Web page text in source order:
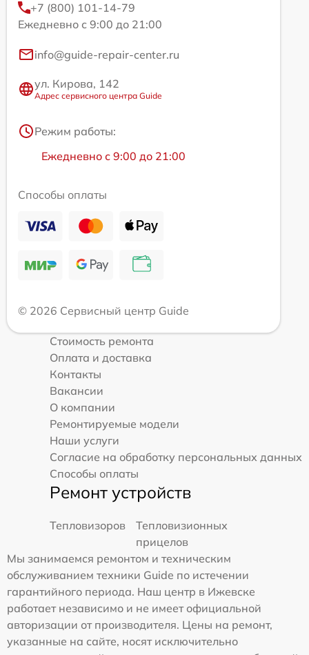
+7 (800) 101-14-79
Ежедневно с 9:00 до 21:00
info@guide-repair-center.ru
ул. Кирова, 142
Адрес сервисного центра Guide
Режим работы:
Ежедневно с 9:00 до 21:00
Способы оплаты
© 2026 Сервисный центр Guide
Стоимость ремонта
Оплата и доставка
Контакты
Вакансии
О компании
Ремонтируемые модели
Наши услуги
Согласие на обработку персональных данных
Способы оплаты
Ремонт устройств
Тепловизоров
Тепловизионных
прицелов
Мы занимаемся ремонтом и техническим
обслуживанием техники Guide по истечении
гарантийного периода. Наш центр в Ижевске
работает независимо и не имеет официальной
авторизации от производителя. Цены на ремонт,
указанные на сайте, носят исключительно